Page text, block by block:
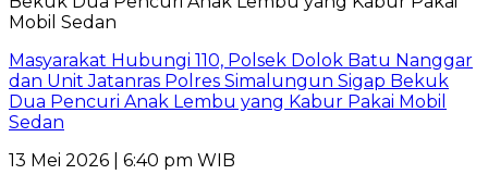
Masyarakat Hubungi 110, Polsek Dolok Batu Nanggar
dan Unit Jatanras Polres Simalungun Sigap Bekuk
Dua Pencuri Anak Lembu yang Kabur Pakai Mobil
Sedan
13 Mei 2026 | 6:40 pm WIB